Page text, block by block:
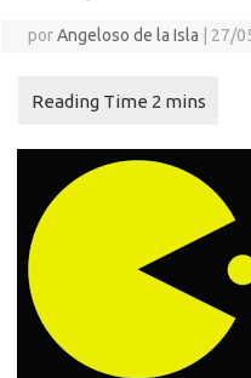
porAngeloso de la Isla 27/